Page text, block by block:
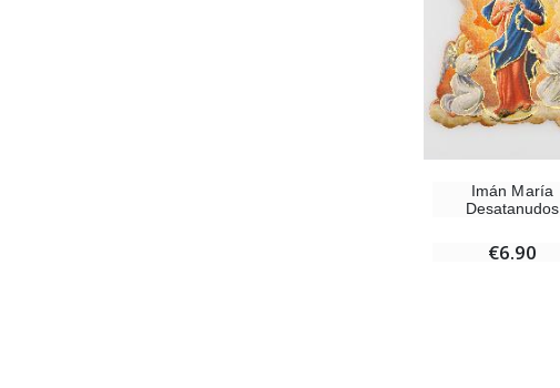
Imán María
Desatanudos
€6.90